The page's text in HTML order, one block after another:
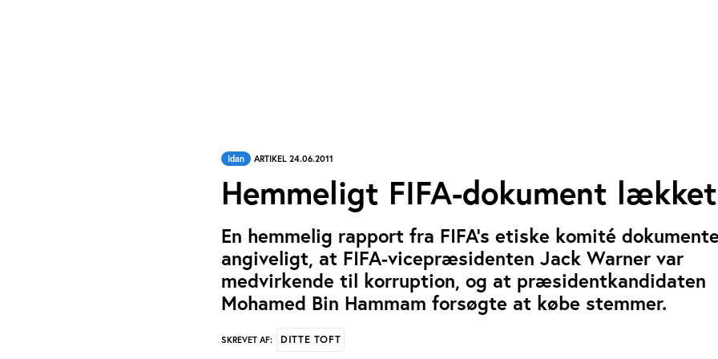
Idan ARTIKEL 24.06.2011
Hemmeligt FIFA-dokument lækket
En hemmelig rapport fra FIFA’s etiske komité
angiveligt, at FIFA-vicepræsidenten Jack Warner var
medvirkende til korruption, og at præsidentkandidaten
Mohamed Bin Hammam forsøgte at købe stemmer.
SKREVET AF: DITTE TOFT